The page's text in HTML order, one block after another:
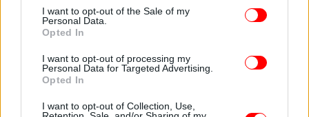
consent section.
I want to opt-out of the Sale of my
Personal Data.
Opted In
I want to opt-out of processing my
Personal Data for Targeted Advertising.
Opted In
I want to opt-out of Collection, Use,
Η κυρία Κουκουμέρια τονίζει ότι «τα καφέ ήταν
κλειστά τόσους μήνες. Ποιος έχει τη διάθεση να
ευρώ τον καφέ στο χέρι”; Είναι άνευρη η αγορά και
θέλει σύνεση από όλους. Και από εμάς τους
επιχειρηματίες, και από τους καταναλωτές».